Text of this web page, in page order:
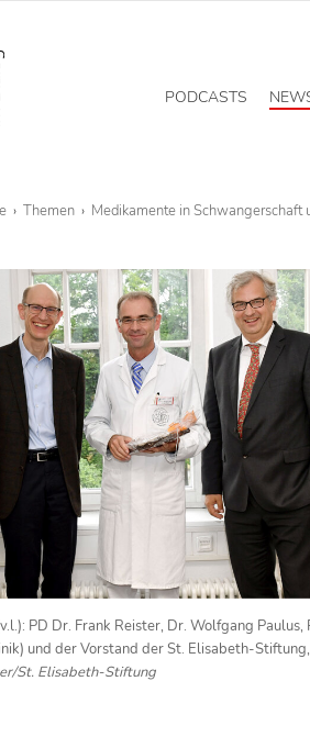
PODCASTS
Themen Medikamente in Schwangerschaft
PD Dr. Frank Reister, Dr. Wolfgang Paulus,
und der Vorstand der St. Elisabeth-
St. Elisabeth-Stiftung